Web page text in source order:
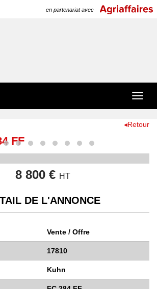
en partenariat avec
◂Retour
FF
8 800 € HT
DE L'ANNONCE
Vente / Offre
17810
Kuhn